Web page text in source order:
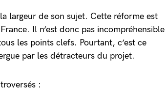
largeur de son sujet. Cette réforme est
Il n’est donc pas incompréhensible
les points clefs. Pourtant, c’est ce
par les détracteurs du projet.
: